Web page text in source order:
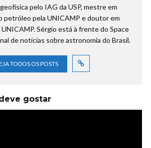
pelo IAG da USP, mestre em
petróleo pela UNICAMP e doutor em
Sérgio está à frente do Space
de notícias sobre astronomia do Brasil.
TODOS OS POSTS
gostar